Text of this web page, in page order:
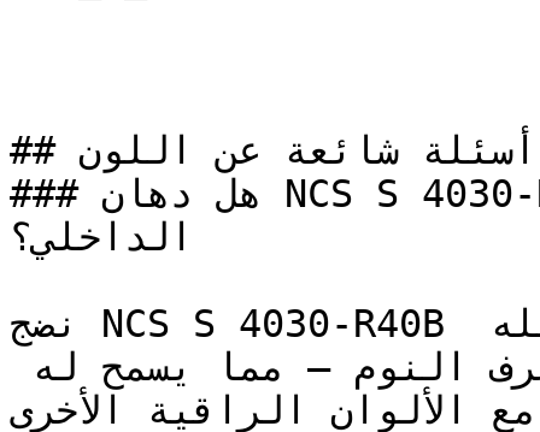
## أسئلة شائعة عن اللون
### هل دهان NCS S 4030-R40B خيار مناسب للتصميم
الداخلي؟
نضج NCS S 4030-R40B في هذه الدرجة المتوسطة يجعله
الألوان الراقية الأخرى.